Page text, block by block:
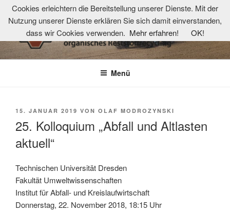
Zum
Inhalt
springen
TKOR-NETZWERK
Technologie- und Kompetenzzentrum organisches Reststoffrecycling
Menü
VERÖFFENTLICHT
15. JANUAR 2019 VON OLAF MODROZYNSKI
25. Kolloquium „Abfall und Altlasten
aktuell“
Technischen Universität Dresden
Fakultät Umweltwissenschaften
Institut für Abfall- und Kreislaufwirtschaft
Donnerstag, 22. November 2018, 18:15 Uhr
Cookies erleichtern die Bereitstellung unserer Dienste. Mit der
Nutzung unserer Dienste erklären Sie sich damit einverstanden,
dass wir Cookies verwenden. Mehr erfahren! OK!